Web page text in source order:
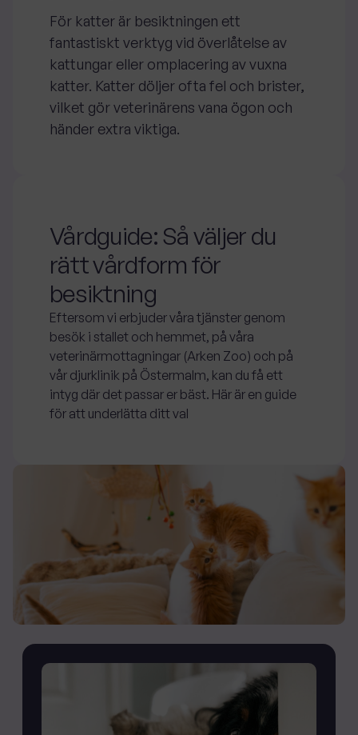
För katter är besiktningen ett
fantastiskt verktyg vid överlåtelse av
kattungar eller omplacering av vuxna
katter. Katter döljer ofta fel och brister,
vilket gör veterinärens vana ögon och
händer extra viktiga.
Vårdguide: Så väljer du
rätt vårdform för
besiktning
Eftersom vi erbjuder våra tjänster genom
besök i stallet och hemmet, på våra
veterinärmottagningar (Arken Zoo) och på
vår djurklinik på Östermalm, kan du få ett
intyg där det passar er bäst. Här är en guide
för att underlätta ditt val